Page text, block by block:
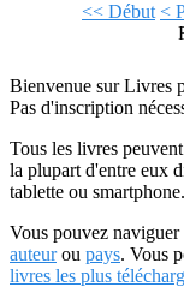
<< Début <
Bienvenue sur Livres
Pas d'inscription
Tous les livres
la plupart d'entre eux
tablette ou smartphone.
Vous pouvez naviguer
auteurou pays. Vous
livres les plus